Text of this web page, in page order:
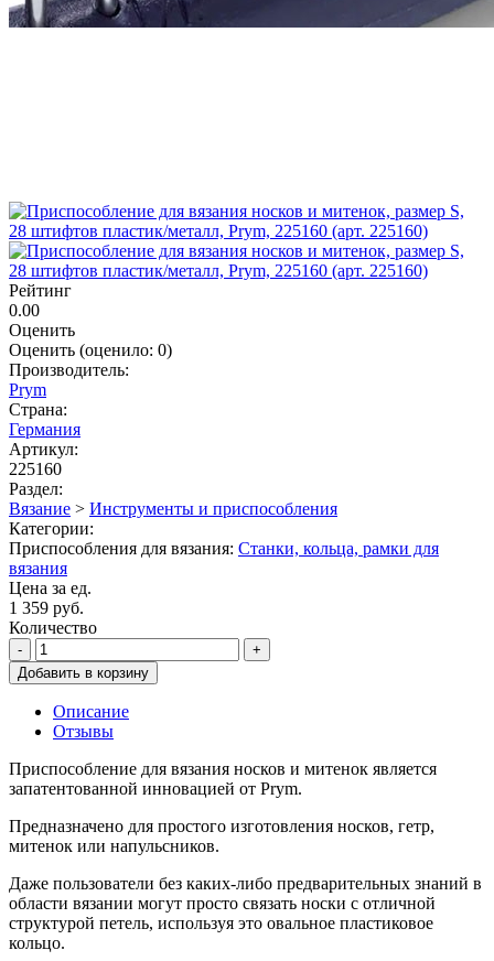
Рейтинг
0.00
Оценить
Оценить (оценило: 0)
Производитель:
Prym
Страна:
Германия
Артикул:
225160
Раздел:
Вязание > Инструменты и приспособления
Категории:
Приспособления для вязания: Станки, кольца, рамки для
вязания
Цена за ед.
1 359 руб.
Количество
-
+
Добавить в корзину
Описание
Отзывы
Приспособление для вязания носков и митенок является
запатентованной инновацией от Prym.
Предназначено для простого изготовления носков, гетр,
митенок или напульсников.
Даже пользователи без каких-либо предварительных знаний в
области вязании могут просто связать носки с отличной
структурой петель, используя это овальное пластиковое
кольцо.